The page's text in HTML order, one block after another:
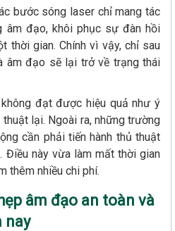
bước sóng laser chỉ mang tác
âm đạo, khôi phục sự đàn hồi
thời gian. Chính vì vậy, chỉ sau
âm đạo sẽ lại trở về trạng thái
đạt được hiệu quả như ý
lại. Ngoài ra, những trường
cần phải tiến hành thủ thuật
Điều này vừa làm mất thời gian
thêm nhiều chi phí.
âm đạo an toàn và
nay